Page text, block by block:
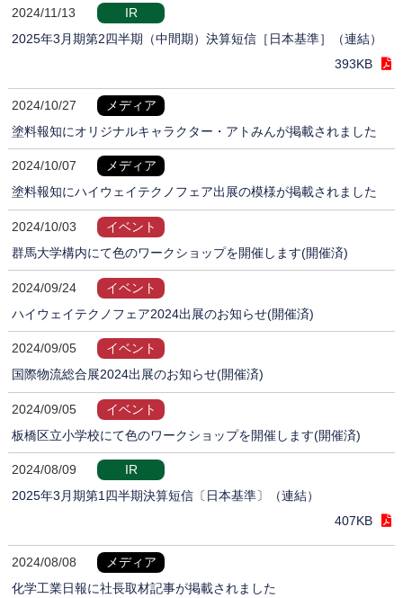
2024/11/13
IR
2025年3月期第2四半期（中間期）決算短信［日本基準］（連結）
393KB
2024/10/27
メディア
塗料報知にオリジナルキャラクター・アトみんが掲載されました
2024/10/07
メディア
塗料報知にハイウェイテクノフェア出展の模様が掲載されました
2024/10/03
イベント
群馬大学構内にて色のワークショップを開催します(開催済)
2024/09/24
イベント
ハイウェイテクノフェア2024出展のお知らせ(開催済)
2024/09/05
イベント
国際物流総合展2024出展のお知らせ(開催済)
2024/09/05
イベント
板橋区立小学校にて色のワークショップを開催します(開催済)
2024/08/09
IR
2025年3月期第1四半期決算短信〔日本基準〕（連結）
407KB
2024/08/08
メディア
化学工業日報に社長取材記事が掲載されました